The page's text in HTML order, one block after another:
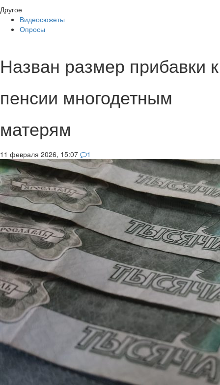
Другое
Видеосюжеты
Опросы
Назван размер прибавки к
пенсии многодетным
матерям
11 февраля 2026, 15:07 1